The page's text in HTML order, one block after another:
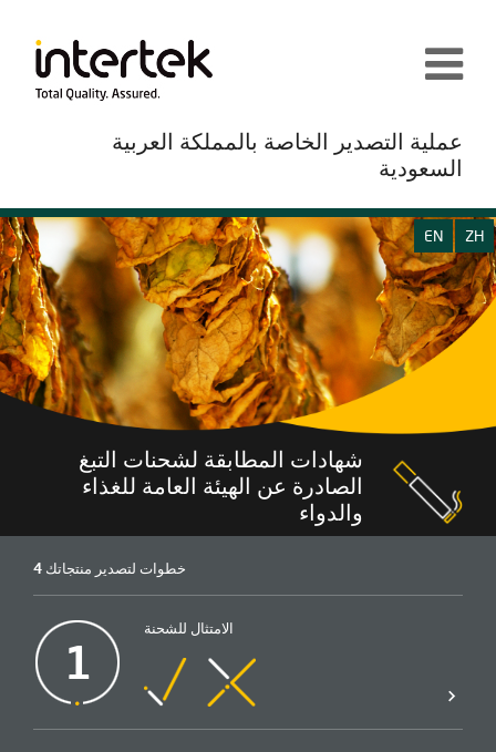
عملية التصدير الخاصة بالمملكة العربية
السعودية
EN ZH
شهادات المطابقة لشحنات التبغ
الصادرة عن الهيئة العامة للغذاء
والدواء
4 خطوات لتصدير منتجاتك
1
الامتثال للشحنة